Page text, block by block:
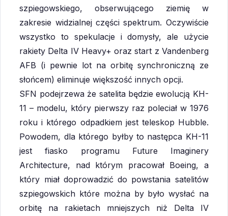
szpiegowskiego, obserwującego ziemię w
zakresie widzialnej części spektrum. Oczywiście
wszystko to spekulacje i domysły, ale użycie
rakiety Delta IV Heavy+ oraz start z Vandenberg
AFB (i pewnie lot na orbitę synchroniczną ze
słońcem) eliminuje większość innych opcji.
SFN podejrzewa że satelita będzie ewolucją KH-
11 – modelu, który pierwszy raz poleciał w 1976
roku i którego odpadkiem jest teleskop Hubble.
Powodem, dla którego byłby to następca KH-11
jest fiasko programu Future Imaginery
Architecture, nad którym pracował Boeing, a
który miał doprowadzić do powstania satelitów
szpiegowskich które można by było wysłać na
orbitę na rakietach mniejszych niż Delta IV